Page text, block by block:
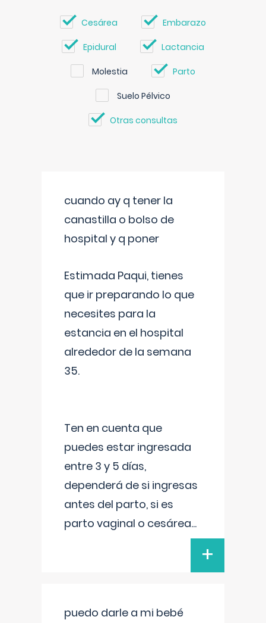
Cesárea Embarazo
Epidural Lactancia
Molestia Parto
Suelo Pélvico
Otras consultas
cuando ay q tener la
canastilla o bolso de
hospital y q poner
Estimada Paqui, tienes
que ir preparando lo que
necesites para la
estancia en el hospital
alrededor de la semana
35.
Ten en cuenta que
puedes estar ingresada
entre 3 y 5 días,
dependerá de si ingresas
antes del parto, si es
parto vaginal o cesárea...
+
puedo darle a mi bebé